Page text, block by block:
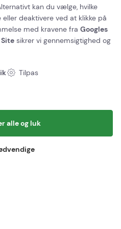
kan du vælge, hvilke
deaktivere ved at klikke på
med kravene fra Googles
sikrer vi gennemsigtighed og
Tilpas
alle og luk